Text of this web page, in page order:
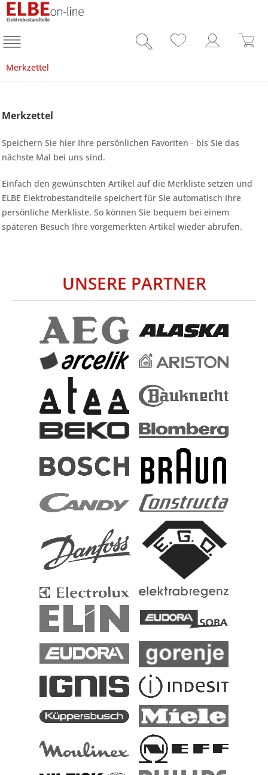
Merkzettel
Merkzettel
Speichern Sie hier Ihre persönlichen Favoriten - bis Sie das
nächste Mal bei uns sind.
Einfach den gewünschten Artikel auf die Merkliste setzen und
ELBE Elektrobestandteile speichert für Sie automatisch Ihre
persönliche Merkliste. So können Sie bequem bei einem
späteren Besuch Ihre vorgemerkten Artikel wieder abrufen.
UNSERE PARTNER